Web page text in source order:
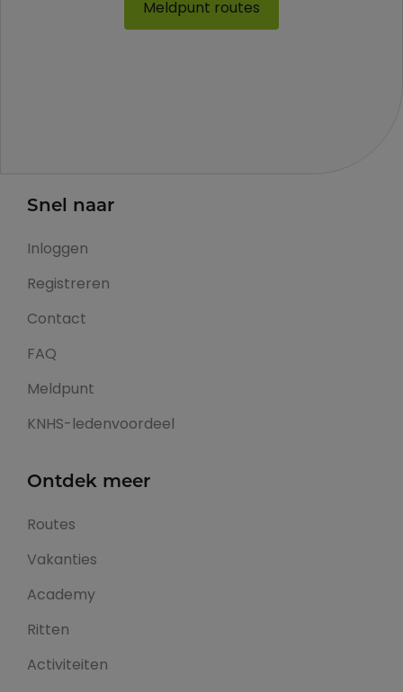
Meldpunt routes
Snel naar
Inloggen
Registreren
Contact
FAQ
Meldpunt
KNHS-ledenvoordeel
Ontdek meer
Routes
Vakanties
Academy
Ritten
Activiteiten